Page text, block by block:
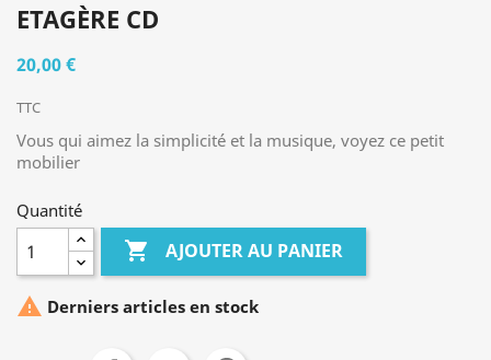
ETAGÈRE CD
20,00 €
TTC
Vous qui aimez la simplicité et la musique, voyez ce petit
mobilier
Quantité
 AJOUTER AU PANIER
 Derniers articles en stock